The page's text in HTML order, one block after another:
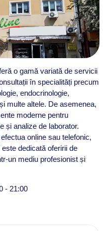
o gamă variată de servicii
în specialități precum
endocrinologie,
multe altele. De asemenea,
moderne pentru
și analize de laborator.
online sau telefonic,
dedicată oferirii de
un mediu profesionist și
- 21:00